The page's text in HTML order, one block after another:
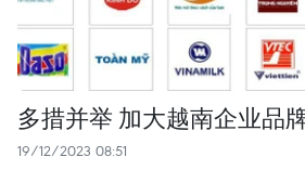
多措并举 加大越南企业品
19/12/2023 08:51